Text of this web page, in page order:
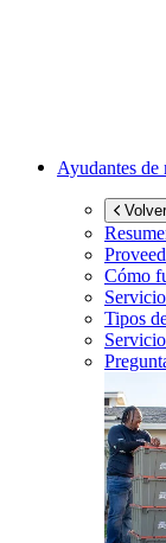
Ayudantes de
Cómo
Tipos